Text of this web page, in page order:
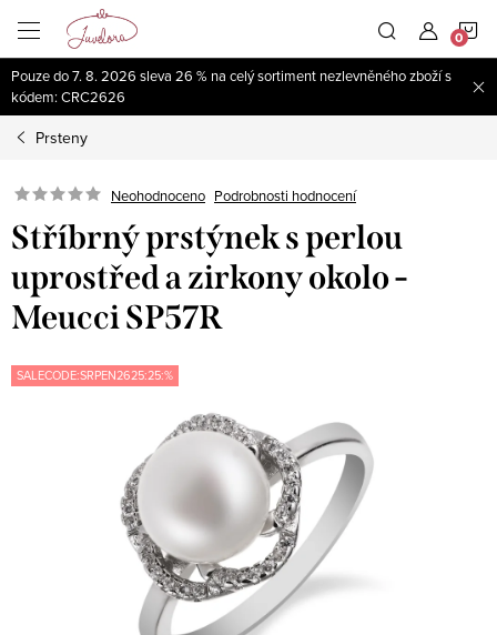
obsah
Pouze do 7. 8. 2026 sleva 26 % na celý sortiment nezlevněného zboží s
kódem: CRC2626
Prsteny
Neohodnoceno Podrobnosti hodnocení
Stříbrný prstýnek s perlou
uprostřed a zirkony okolo -
Meucci SP57R
SALECODE:SRPEN2625:25:%